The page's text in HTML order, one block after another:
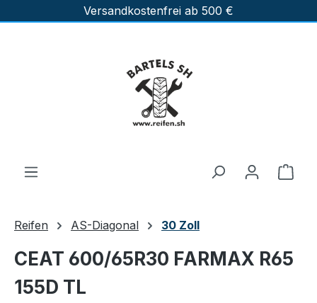
Zum Hauptinhalt springenVersandkostenfrei ab 500 €
Reifen AS-Diagonal 30 Zoll
CEAT 600/65R30 FARMAX R65
155D TL